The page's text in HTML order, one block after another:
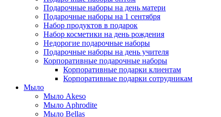
Подарочные наборы на день матери
Подарочные наборы на 1 сентября
Набор продуктов в подарок
Набор косметики на день рождения
Недорогие подарочные наборы
Подарочные наборы на день учителя
Корпоративные подарочные наборы
Корпоративные подарки клиентам
Корпоративные подарки сотрудникам
Мыло
Мыло Akeso
Мыло Aphrodite
Мыло Bellas